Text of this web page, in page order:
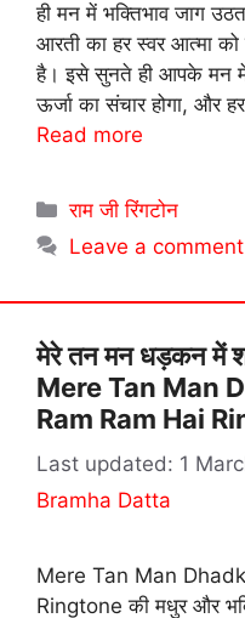
ही मन में भक्तिभाव जाग
आरती का हर स्वर आत्मा
है। इसे सुनते ही आपके मन
ऊर्जा का संचार होगा, और
Read more
Categories
राम जी रिंगटोन
Leave a comment
मेरे तन मन धड़कन में
Mere Tan Man
Ram Ram Hai
1
Bramha Datta
Mere Tan Man
Ringtone की मधुर और